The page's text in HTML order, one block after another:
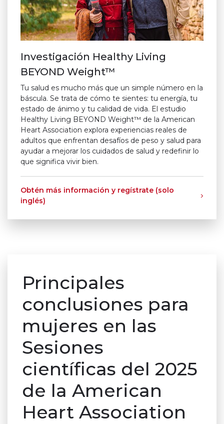
Investigación Healthy Living
BEYOND Weight™
Tu salud es mucho más que un simple número en la
báscula. Se trata de cómo te sientes: tu energía, tu
estado de ánimo y tu calidad de vida. El estudio
Healthy Living BEYOND Weight™ de la American
Heart Association explora experiencias reales de
adultos que enfrentan desafíos de peso y salud para
ayudar a mejorar los cuidados de salud y redefinir lo
que significa vivir bien.
Obtén más información y regístrate (solo
inglés)
Principales
conclusiones para
mujeres en las
Sesiones
científicas del 2025
de la American
Heart Association